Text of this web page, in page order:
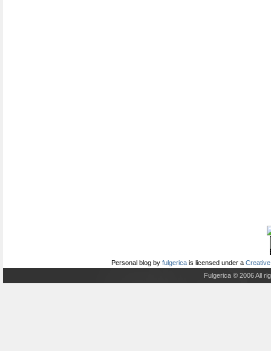
Personal blog by fulgerica is licensed under a
Fulgerica © 2006 All